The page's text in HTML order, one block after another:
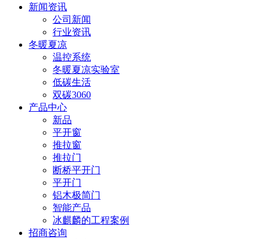
新闻资讯
公司新闻
行业资讯
冬暖夏凉
温控系统
冬暖夏凉实验室
低碳生活
双碳3060
产品中心
新品
平开窗
推拉窗
推拉门
断桥平开门
平开门
铝木极简门
智能产品
冰麒麟的工程案例
招商咨询